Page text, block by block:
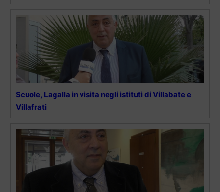
Scuole, Lagalla in visita negli istituti di Villabate e
Villafrati